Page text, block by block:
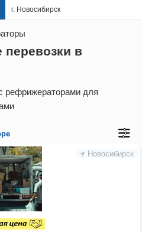
г. Новосибирск
в
рефрижераторами для
Новосибирск